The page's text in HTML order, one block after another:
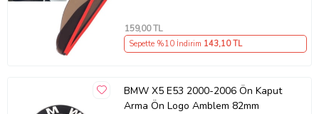
159,00 TL
Sepette %10 İndirim 143,10 TL
BMW X5 E53 2000-2006 Ön Kaput
Arma Ön Logo Amblem 82mm